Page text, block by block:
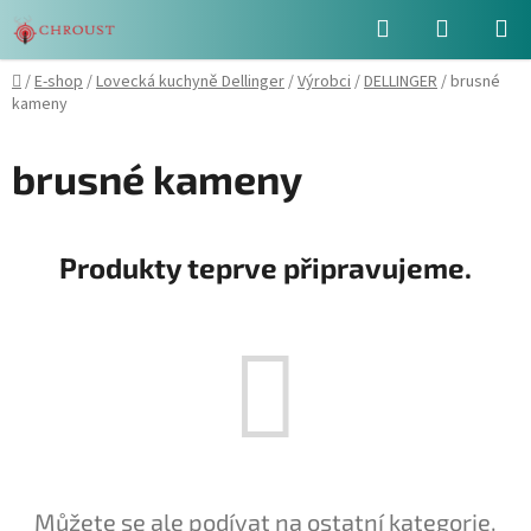
na
obsah
Hledat
KOŠÍK
Domů
/E-shop/Lovecká kuchyně Dellinger/Výrobci/DELLINGER/brusné
kameny
brusné kameny
Produkty teprve připravujeme.
Můžete se ale podívat na ostatní kategorie.